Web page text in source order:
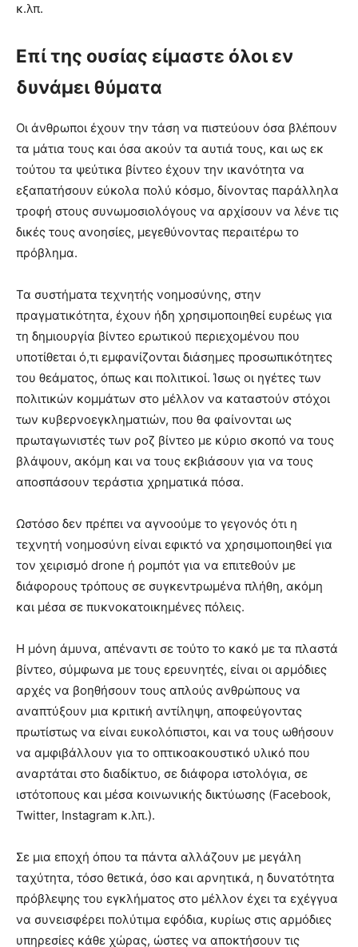
κ.λπ.
Επί της ουσίας είμαστε όλοι εν
δυνάμει θύματα
Οι άνθρωποι έχουν την τάση να πιστεύουν όσα βλέπουν
τα μάτια τους και όσα ακούν τα αυτιά τους, και ως εκ
τούτου τα ψεύτικα βίντεο έχουν την ικανότητα να
εξαπατήσουν εύκολα πολύ κόσμο, δίνοντας παράλληλα
τροφή στους συνωμοσιολόγους να αρχίσουν να λένε τις
δικές τους ανοησίες, μεγεθύνοντας περαιτέρω το
πρόβλημα.
Τα συστήματα τεχνητής νοημοσύνης, στην
πραγματικότητα, έχουν ήδη χρησιμοποιηθεί ευρέως για
τη δημιουργία βίντεο ερωτικού περιεχομένου που
υποτίθεται ό,τι εμφανίζονται διάσημες προσωπικότητες
του θεάματος, όπως και πολιτικοί. Ίσως οι ηγέτες των
πολιτικών κομμάτων στο μέλλον να καταστούν στόχοι
των κυβερνοεγκληματιών, που θα φαίνονται ως
πρωταγωνιστές των ροζ βίντεο με κύριο σκοπό να τους
βλάψουν, ακόμη και να τους εκβιάσουν για να τους
αποσπάσουν τεράστια χρηματικά πόσα.
Ωστόσο δεν πρέπει να αγνοούμε το γεγονός ότι η
τεχνητή νοημοσύνη είναι εφικτό να χρησιμοποιηθεί για
τον χειρισμό drone ή ρομπότ για να επιτεθούν με
διάφορους τρόπους σε συγκεντρωμένα πλήθη, ακόμη
και μέσα σε πυκνοκατοικημένες πόλεις.
Η μόνη άμυνα, απέναντι σε τούτο το κακό με τα πλαστά
βίντεο, σύμφωνα με τους ερευνητές, είναι οι αρμόδιες
αρχές να βοηθήσουν τους απλούς ανθρώπους να
αναπτύξουν μια κριτική αντίληψη, αποφεύγοντας
πρωτίστως να είναι ευκολόπιστοι, και να τους ωθήσουν
να αμφιβάλλουν για το οπτικοακουστικό υλικό που
αναρτάται στο διαδίκτυο, σε διάφορα ιστολόγια, σε
ιστότοπους και μέσα κοινωνικής δικτύωσης (Facebook,
Twitter, Instagram κ.λπ.).
Σε μια εποχή όπου τα πάντα αλλάζουν με μεγάλη
ταχύτητα, τόσο θετικά, όσο και αρνητικά, η δυνατότητα
πρόβλεψης του εγκλήματος στο μέλλον έχει τα εχέγγυα
να συνεισφέρει πολύτιμα εφόδια, κυρίως στις αρμόδιες
υπηρεσίες κάθε χώρας, ώστες να αποκτήσουν τις